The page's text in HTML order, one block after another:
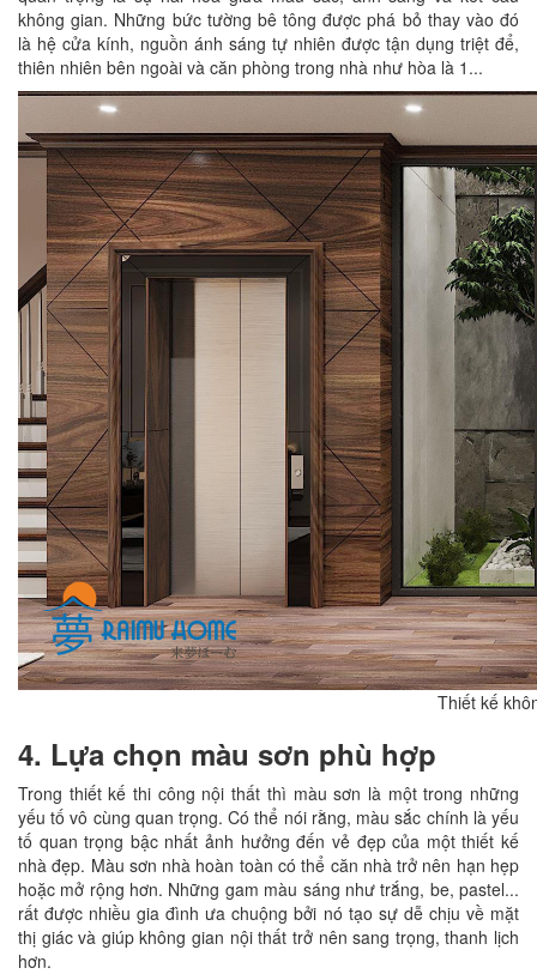
không gian. Những bức tường bê tông được phá bỏ thay vào đó
là hệ cửa kính, nguồn ánh sáng tự nhiên được tận dụng triệt để,
thiên nhiên bên ngoài và căn phòng trong nhà như hòa là 1...
Thiết kế
4. Lựa chọn màu sơn phù hợp
Trong thiết kế thi công nội thất thì màu sơn là một trong những
yếu tố vô cùng quan trọng. Có thể nói rằng, màu sắc chính là yếu
tố quan trọng bậc nhất ảnh hưởng đến vẻ đẹp của một thiết kế
nhà đẹp. Màu sơn nhà hoàn toàn có thể căn nhà trở nên hạn hẹp
hoặc mở rộng hơn. Những gam màu sáng như trắng, be, pastel...
rất được nhiều gia đình ưa chuộng bởi nó tạo sự dễ chịu về mặt
thị giác và giúp không gian nội thất trở nên sang trọng, thanh lịch
hơn.